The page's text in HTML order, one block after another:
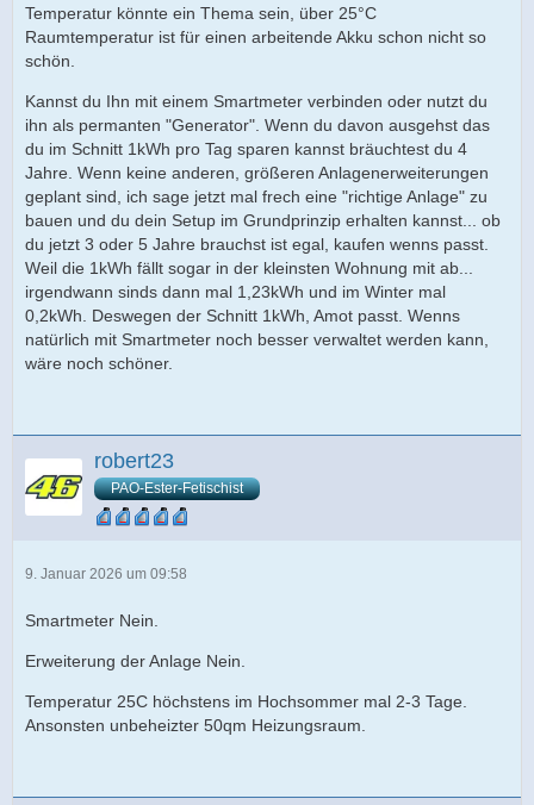
Temperatur könnte ein Thema sein, über 25°C
Raumtemperatur ist für einen arbeitende Akku schon nicht so
schön.
Kannst du Ihn mit einem Smartmeter verbinden oder nutzt du
ihn als permanten "Generator". Wenn du davon ausgehst das
du im Schnitt 1kWh pro Tag sparen kannst bräuchtest du 4
Jahre. Wenn keine anderen, größeren Anlagenerweiterungen
geplant sind, ich sage jetzt mal frech eine "richtige Anlage" zu
bauen und du dein Setup im Grundprinzip erhalten kannst... ob
du jetzt 3 oder 5 Jahre brauchst ist egal, kaufen wenns passt.
Weil die 1kWh fällt sogar in der kleinsten Wohnung mit ab...
irgendwann sinds dann mal 1,23kWh und im Winter mal
0,2kWh. Deswegen der Schnitt 1kWh, Amot passt. Wenns
natürlich mit Smartmeter noch besser verwaltet werden kann,
wäre noch schöner.
robert23
PAO-Ester-Fetischist
9. Januar 2026 um 09:58
Smartmeter Nein.
Erweiterung der Anlage Nein.
Temperatur 25C höchstens im Hochsommer mal 2-3 Tage.
Ansonsten unbeheizter 50qm Heizungsraum.